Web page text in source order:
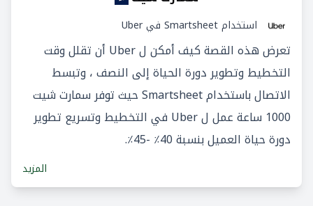
استخدام Smartsheet في Uber
تعرض هذه القصة كيف أمكن ل Uber أن تقلل وقت
التخطيط وتطوير دورة الحياة إلى النصف ، وتبسط
الاتصال باستخدام Smartsheet حيث توفر سمارت شيت
1000 ساعة عمل ل Uber في التخطيط وتسريع تطوير
دورة حياة العميل بنسبة 40٪ -45٪.
المزيد